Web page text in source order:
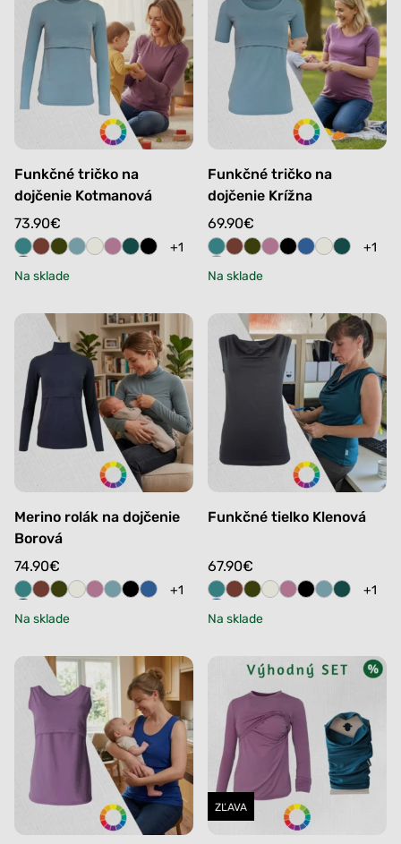
Funkčné tričko na
dojčenie Kotmanová
73.90€
+1
Na sklade
Funkčné tričko na
dojčenie Krížna
69.90€
+1
Na sklade
Merino rolák na dojčenie
Borová
74.90€
+1
Na sklade
Funkčné tielko Klenová
67.90€
+1
Na sklade
ZĽAVA